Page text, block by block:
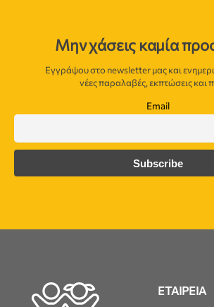
Μην χάσεις καμία
Εγγράψου στο newsletter μας και
νέες παραλαβές, εκπτώσεις και
Email
ΕΤΑΙΡΕΙΑ